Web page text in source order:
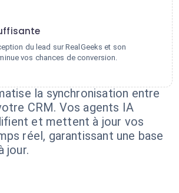
du lead sur RealGeeks et son
vos chances de conversion.
la synchronisation entre
CRM. Vos agents IA
et mettent à jour vos
réel, garantissant une base
jour.